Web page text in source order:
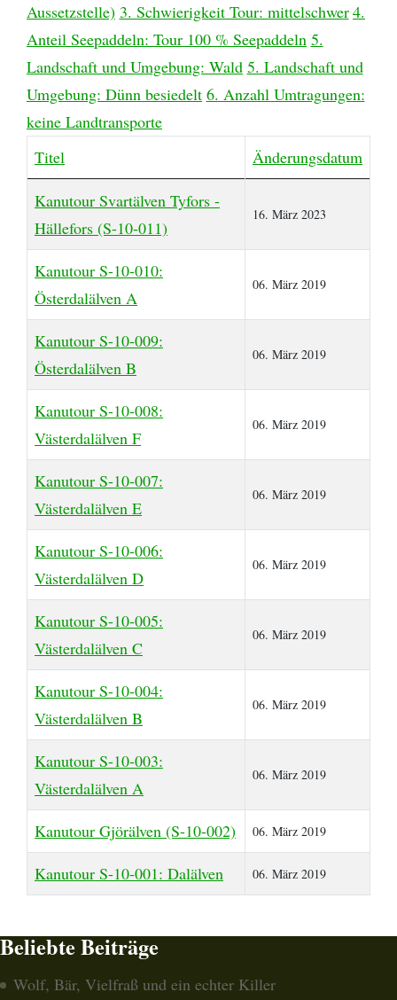
Aussetzstelle) 3. Schwierigkeit Tour: mittelschwer4.
Anteil Seepaddeln: Tour 100 % Seepaddeln 5.
Landschaft und Umgebung: Wald 5. Landschaft und
Umgebung: Dünn besiedelt 6. Anzahl Umtragungen:
keine Landtransporte
Beiträge
Titel Änderungsdatum
Kanutour Svartälven Tyfors -
Hällefors (S-10-011)
16. März 2023
Kanutour S-10-010:
Österdalälven A
06. März 2019
Kanutour S-10-009:
Österdalälven B
06. März 2019
Kanutour S-10-008:
Västerdalälven F
06. März 2019
Kanutour S-10-007:
Västerdalälven E
06. März 2019
Kanutour S-10-006:
Västerdalälven D
06. März 2019
Kanutour S-10-005:
Västerdalälven C
06. März 2019
Kanutour S-10-004:
Västerdalälven B
06. März 2019
Kanutour S-10-003:
Västerdalälven A
06. März 2019
Kanutour Gjörälven (S-10-002) 06. März 2019
Kanutour S-10-001: Dalälven 06. März 2019
Beliebte Beiträge
Wolf, Bär, Vielfraß und ein echter Killer